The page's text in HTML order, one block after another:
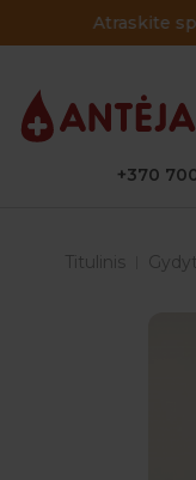
Atraskite
+370
Titulinis